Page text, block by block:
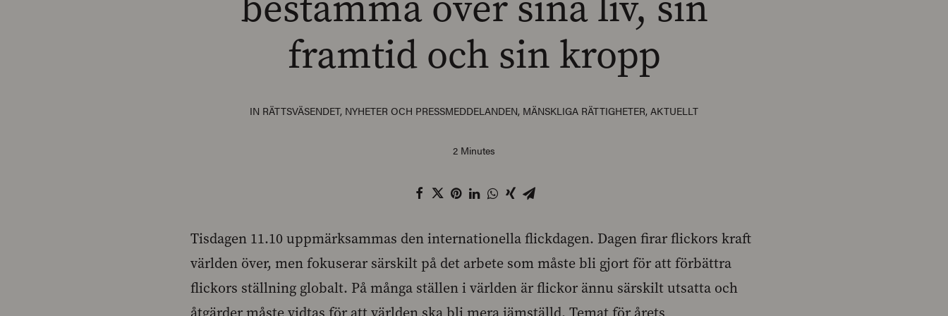
framtid och sin kropp
IN RÄTTSVÄSENDET, NYHETER OCH PRESSMEDDELANDEN, MÄNSKLIGA RÄTTIGHETER, AKTUELLT
2 Minutes
Tisdagen 11.10 uppmärksammas den internationella flickdagen. Dagen firar flickors kraft
världen över, men fokuserar särskilt på det arbete som måste bli gjort för att förbättra
flickors ställning globalt. På många ställen i världen är flickor ännu särskilt utsatta och